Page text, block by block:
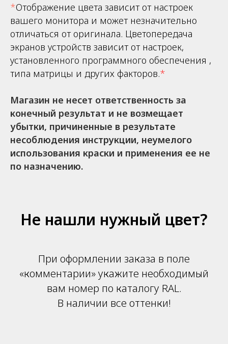
*Отображение цвета зависит от настроек
вашего монитора и может незначительно
отличаться от оригинала. Цветопередача
экранов устройств зависит от настроек,
установленного программного обеспечения ,
типа матрицы и других факторов.*
Магазин не несет ответственность за
конечный результат и не возмещает
убытки, причиненные в результате
несоблюдения инструкции, неумелого
использования краски и применения ее не
по назначению.
Не нашли нужный цвет?
При оформлении заказа в поле
«комментарии» укажите необходимый
вам номер по каталогу RAL.
В наличии все оттенки!